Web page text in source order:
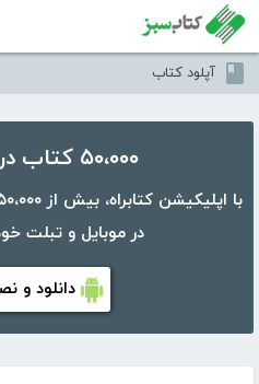
آپلود کتاب
۵۰،۰۰۰ کتاب در موبایل شما
در موبایل و تبلت
دانلود و